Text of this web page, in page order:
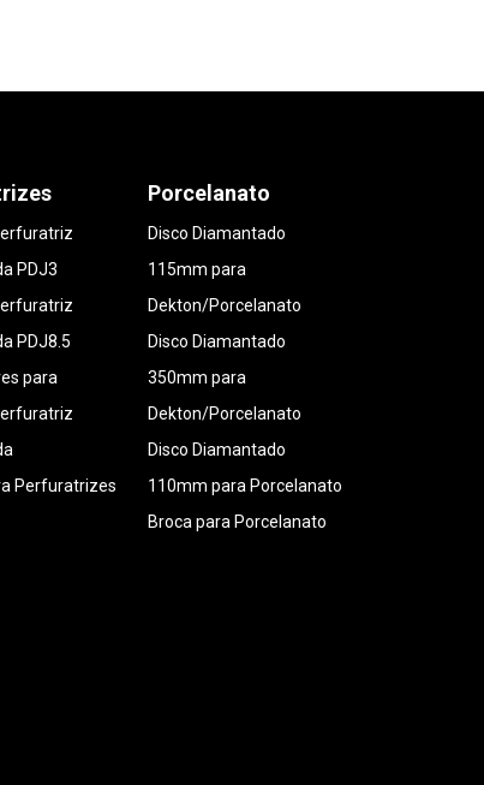
PDJ3
PDJ8.5
para
Perfuratrizes
Porcelanato
Disco Diamantado
115mm para
Dekton/Porcelanato
Disco Diamantado
350mm para
Dekton/Porcelanato
Disco Diamantado
110mm para Porcelanato
Broca para Porcelanato